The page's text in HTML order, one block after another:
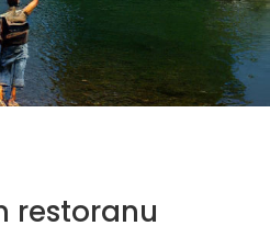
restoranu